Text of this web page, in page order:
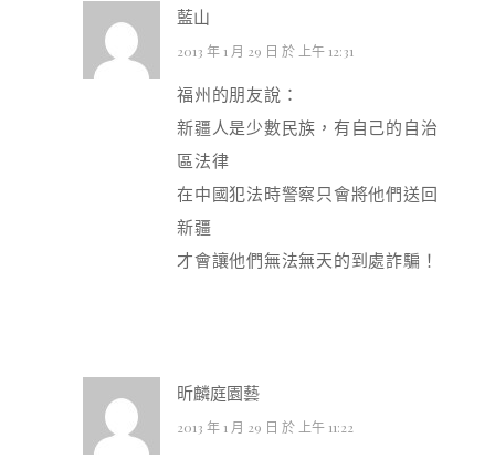
藍山
2013 年 1 月 29 日 於 上午 12:31
福州的朋友說：
新疆人是少數民族，有自己的自治
區法律
在中國犯法時警察只會將他們送回
新疆
才會讓他們無法無天的到處詐騙！
昕麟庭園藝
2013 年 1 月 29 日 於 上午 11:22